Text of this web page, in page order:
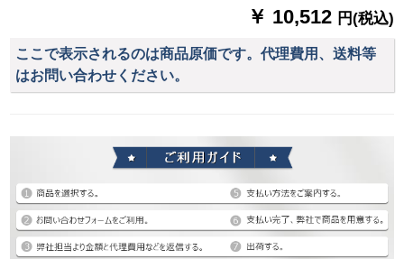
￥ 10,512 円(税込)
ここで表示されるのは商品原価です。代理費用、送料等
はお問い合わせください。